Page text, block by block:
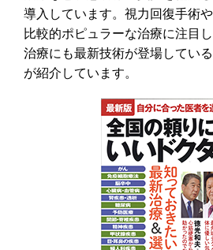
導入しています。視力回復手術
比較的ポピュラーな治療に注目
治療にも最新技術が登場してい
が紹介しています。